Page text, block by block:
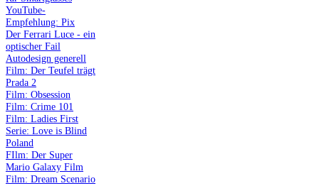
YouTube-
Empfehlung: Pix
Der Ferrari Luce - ein
optischer Fail
Autodesign generell
Film: Der Teufel trägt
Prada 2
Film: Obsession
Film: Crime 101
Film: Ladies First
Serie: Love is Blind
Poland
FIlm: Der Super
Mario Galaxy Film
Film: Dream Scenario